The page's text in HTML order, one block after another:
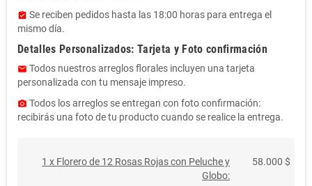
assignment_turned_in Se reciben pedidos hasta las 18:00 horas para entrega el
mismo día.
Detalles Personalizados: Tarjeta y Foto confirmación
email Todos nuestros arreglos florales incluyen una tarjeta
personalizada con tu mensaje impreso.
photo_camera Todos los arreglos se entregan con foto confirmación:
recibirás una foto de tu producto cuando se realice la entrega.
1 x Florero de 12 Rosas Rojas con Peluche y
Globo:
58.000 $